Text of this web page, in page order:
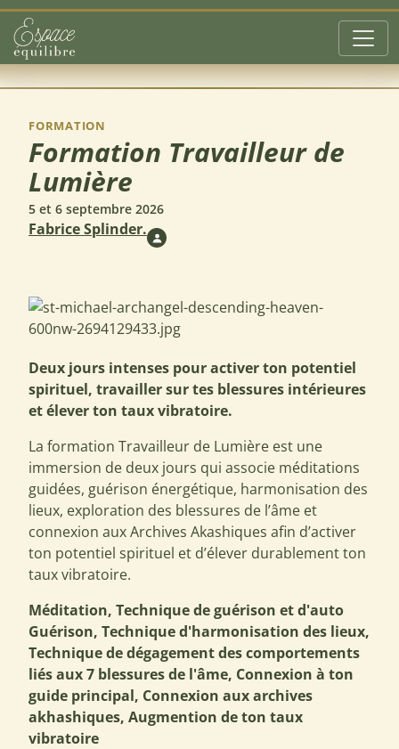
Aller au contenu principal
FORMATION
Formation Travailleur de
Lumière
5 et 6 septembre 2026
Fabrice Splinder.
Deux jours intenses pour activer ton potentiel
spirituel, travailler sur tes blessures intérieures
et élever ton taux vibratoire.
La formation Travailleur de Lumière est une
immersion de deux jours qui associe méditations
guidées, guérison énergétique, harmonisation des
lieux, exploration des blessures de l’âme et
connexion aux Archives Akashiques afin d’activer
ton potentiel spirituel et d’élever durablement ton
taux vibratoire.
Méditation, Technique de guérison et d'auto
Guérison, Technique d'harmonisation des lieux,
Technique de dégagement des comportements
liés aux 7 blessures de l'âme, Connexion à ton
guide principal, Connexion aux archives
akhashiques, Augmention de ton taux
vibratoire